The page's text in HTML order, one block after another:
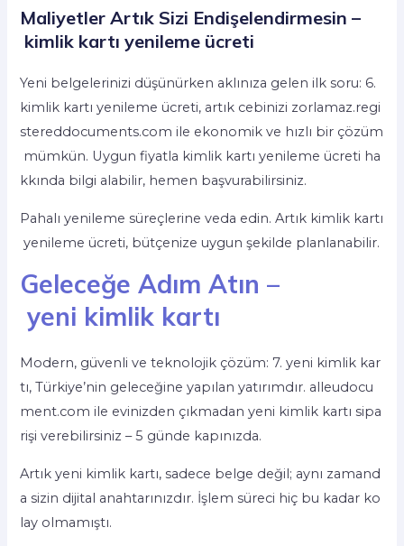
Maliyetler Artık Sizi Endişelendirmesin –
kimlik kartı yenileme ücreti
Yeni belgelerinizi düşünürken aklınıza gelen ilk soru: 6.
kimlik kartı yenileme ücreti, artık cebinizi zorlamaz.regi
stereddocuments.com ile ekonomik ve hızlı bir çözüm
mümkün. Uygun fiyatla kimlik kartı yenileme ücreti ha
kkında bilgi alabilir, hemen başvurabilirsiniz.
Pahalı yenileme süreçlerine veda edin. Artık kimlik kartı
yenileme ücreti, bütçenize uygun şekilde planlanabilir.
Geleceğe Adım Atın –
yeni kimlik kartı
Modern, güvenli ve teknolojik çözüm: 7. yeni kimlik kar
tı, Türkiye’nin geleceğine yapılan yatırımdır. alleudocu
ment.com ile evinizden çıkmadan yeni kimlik kartı sipa
rişi verebilirsiniz – 5 günde kapınızda.
Artık yeni kimlik kartı, sadece belge değil; aynı zamand
a sizin dijital anahtarınızdır. İşlem süreci hiç bu kadar ko
lay olmamıştı.